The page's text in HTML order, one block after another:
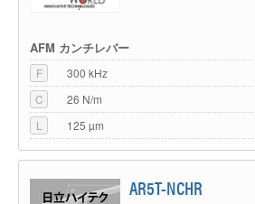
AFM カンチレバー
F
300 kHz
C
26 N/m
L
125 µm
AR5T-NCHR